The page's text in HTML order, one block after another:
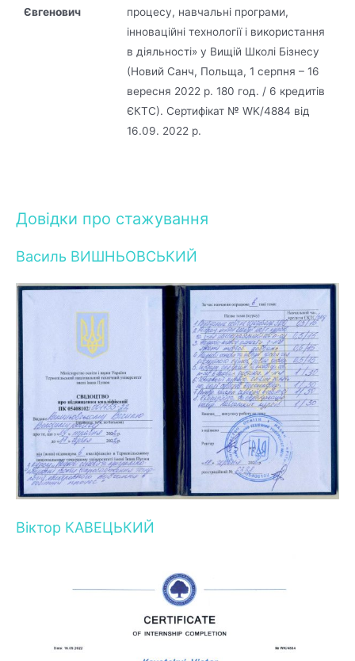
Євгенович
процесу, навчальні програми,
інноваційні технології і використання
в діяльності» у Вищій Школі Бізнесу
(Новий Санч, Польща, 1 серпня – 16
вересня 2022 р. 180 год. / 6 кредитів
ЄКТС). Сертифікат № WK/4884 від
16.09. 2022 р.
Довідки про стажування
Василь ВИШНЬОВСЬКИЙ
Віктор КАВЕЦЬКИЙ